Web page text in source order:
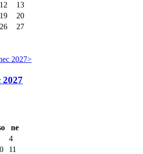
2027>
12
13
19
20
26
27
2027
ne
4
11